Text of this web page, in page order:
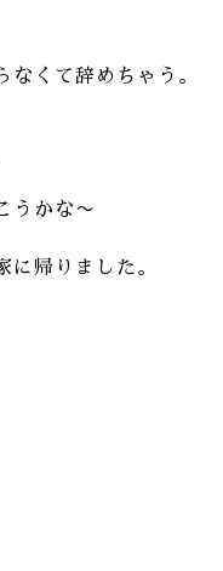
なくて辞めちゃう。
うかな〜
に帰りました。